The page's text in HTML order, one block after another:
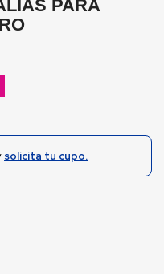
PARA
solicita tu cupo.